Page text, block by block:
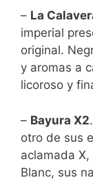
– La
imperial
original.
y aromas a
licoroso y
– Bayura X2
otro de sus
aclamada
Blanc, sus